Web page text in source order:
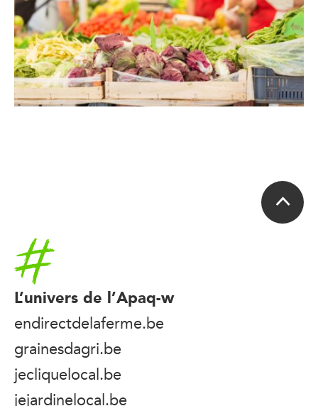
Accueil
L’univers de l’Apaq-w
endirectdelaferme.be
grainesdagri.be
jecliquelocal.be
jejardinelocal.be